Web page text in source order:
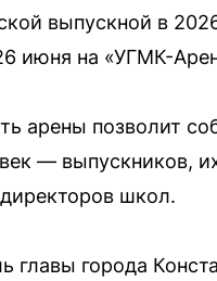
выпускной в
июня на «УГМК-
арены позволит
— выпускников,
школ.
главы города